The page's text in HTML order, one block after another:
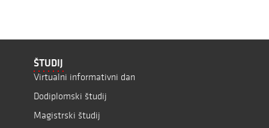
ŠTUDIJ
Virtualni informativni dan
Dodiplomski študij
Magistrski študij